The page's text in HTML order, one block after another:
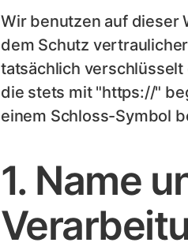
Wir benutzen auf dieser
dem Schutz
tatsächlich
die stets mit "https://"
einem Schloss-Symbol
1. Name